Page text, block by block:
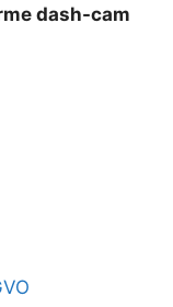
dash-cam